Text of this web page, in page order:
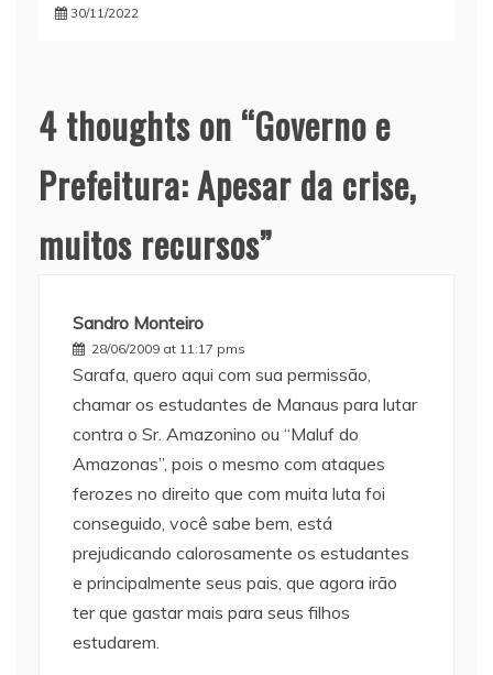
30/11/2022
4 thoughts on “Governo e
Prefeitura: Apesar da crise,
muitos recursos”
Sandro Monteiro
28/06/2009 at 11:17 pms
Sarafa, quero aqui com sua permissão,
chamar os estudantes de Manaus para lutar
contra o Sr. Amazonino ou “Maluf do
Amazonas”, pois o mesmo com ataques
ferozes no direito que com muita luta foi
conseguido, você sabe bem, está
prejudicando calorosamente os estudantes
e principalmente seus pais, que agora irão
ter que gastar mais para seus filhos
estudarem.